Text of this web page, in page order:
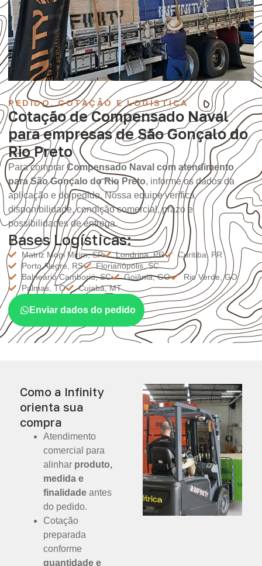
PEDIDO, COTAÇÃO E LOGÍSTICA
Cotação de Compensado Naval
para empresas de São Gonçalo do
Rio Preto
Para comprar Compensado Naval com atendimento
para São Gonçalo do Rio Preto, informe os dados da
aplicação e do pedido. Nossa equipe verifica
disponibilidade, condição comercial, prazo e
possibilidades de entrega.
Bases Logísticas:
Matriz Mogi Mirim, SP Londrina, PR
Curitiba, PR
Porto Alegre, RS
Florianópolis, SC
Balneário Camboriú, SC
Goiânia, GO
Rio Verde, GO
Palmas, TO
Cuiabá, MT
Enviar dados do pedido
Como a Infinity
orienta sua
compra
Atendimento
comercial para
alinhar produto,
medida e
finalidade antes
do pedido.
Cotação
preparada
conforme
quantidade e